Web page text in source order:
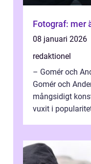
Fotograf: mer
08 januari 2026
redaktionel
– Gomér och
Gomér och
mångsidigt
vuxit i